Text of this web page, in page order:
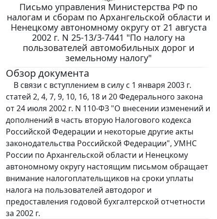
Письмо управления Министерства РФ по
налогам и сборам по Архангельской области и
Ненецкому автономному округу от 21 августа
2002 г. N 25-13/3-7441 "По налогу на
пользователей автомобильных дорог и
земельному налогу"
Обзор документа
В связи с вступлением в силу с 1 января 2003 г.
статей 2, 4, 7, 9, 10, 16, 18 и 20 Федерального закона
от 24 июля 2002 г. N 110-ФЗ "О внесении изменений и
дополнений в часть вторую Налогового кодекса
Российской Федерации и некоторые другие акты
законодательства Российской Федерации", УМНС
России по Архангельской области и Ненецкому
автономному округу настоящим письмом обращает
внимание налогоплательщиков на сроки уплаты
налога на пользователей автодорог и
предоставления годовой бухгалтерской отчетности
за 2002 г.